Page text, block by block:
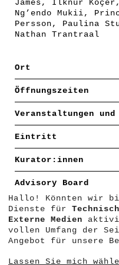
James, Ilknur
Ng’endo Mukii,
Persson, Paulina
Nathan Trantraal
Ort
Weltkulturen Museum
Schaumainkai 29
60594 Frankfurt
Öffnungszeiten
Mo: geschlossen
Mi: 11 – 20 Uhr
Di, Do – So: 11 –
Veranstaltungen und
enthalten und
18 Uhr sowie
statt. Eine
erforderlich.
ein umfangreiches
statt, dass Sie in
der Übersicht
hier
Eintritt
Ermäßigt: 3,50 €
Freier Eintritt am
(Außer in der Nacht
Museumsuferfest).
freien Eintritt
Kurator:innen
Projektassistenz:
Macharaga
Mitarbeit: Julia
Nadia Greiner, Jan
Peraldi, Heven
Advisory Board
Salim Busuru, Nur
Mandengue
Hallo! Könnten wir
Dienste für
Externe Medien
vollen Umfang der
Angebot für unsere
Lassen Sie mich